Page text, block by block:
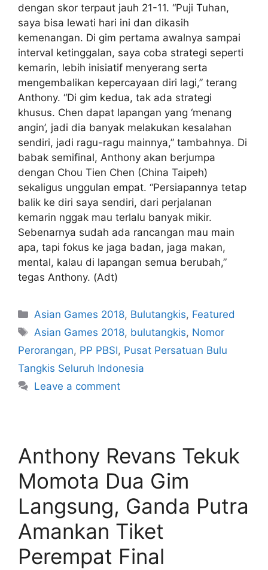
dengan skor terpaut jauh 21-11. “Puji Tuhan,
saya bisa lewati hari ini dan dikasih
kemenangan. Di gim pertama awalnya sampai
interval ketinggalan, saya coba strategi seperti
kemarin, lebih inisiatif menyerang serta
mengembalikan kepercayaan diri lagi,” terang
Anthony. “Di gim kedua, tak ada strategi
khusus. Chen dapat lapangan yang ‘menang
angin’, jadi dia banyak melakukan kesalahan
sendiri, jadi ragu-ragu mainnya,” tambahnya. Di
babak semifinal, Anthony akan berjumpa
dengan Chou Tien Chen (China Taipeh)
sekaligus unggulan empat. “Persiapannya tetap
balik ke diri saya sendiri, dari perjalanan
kemarin nggak mau terlalu banyak mikir.
Sebenarnya sudah ada rancangan mau main
apa, tapi fokus ke jaga badan, jaga makan,
mental, kalau di lapangan semua berubah,”
tegas Anthony. (Adt)
Asian Games 2018, Bulutangkis, Featured
Asian Games 2018, bulutangkis, Nomor
Perorangan, PP PBSI, Pusat Persatuan Bulu
Tangkis Seluruh Indonesia
Leave a comment
Anthony Revans Tekuk
Momota Dua Gim
Langsung, Ganda Putra
Amankan Tiket
Perempat Final